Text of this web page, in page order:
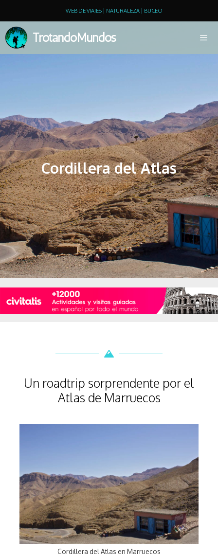
WEB DE VIAJES | NATURALEZA | BUCEO
TrotandoMundos
Cordillera del Atlas
Un roadtrip sorprendente por el
Atlas de Marruecos
Cordillera del Atlas en Marruecos